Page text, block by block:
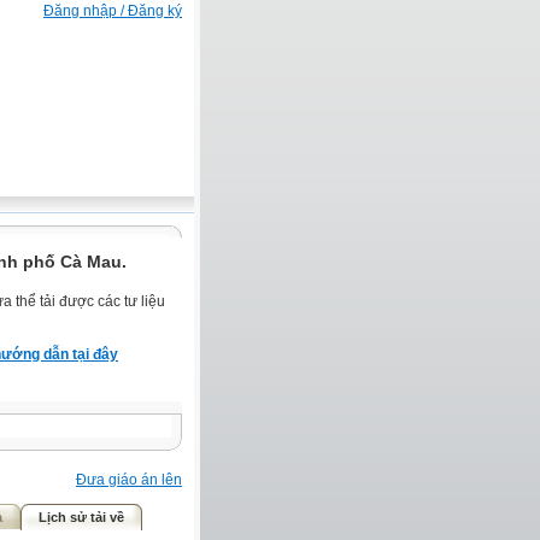
Đăng nhập / Đăng ký
phố Cà Mau.
thể tải được các tư liệu
dẫn tại đây
Đưa giáo án lên
Lịch sử tải về